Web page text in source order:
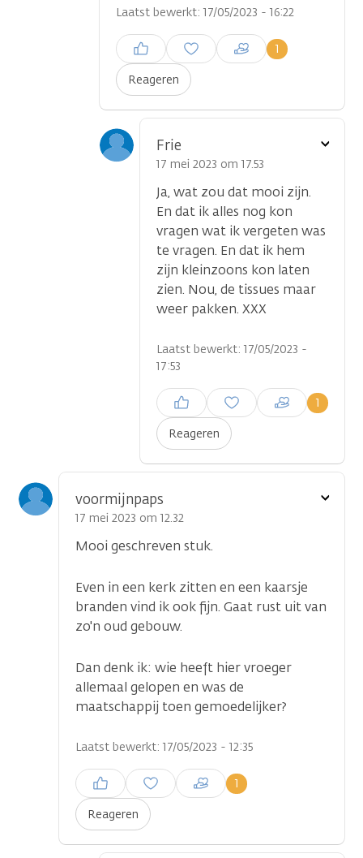
Laatst bewerkt: 17/05/2023 - 16:22
Reageren
1
Inloggen om een reactie te
plaatsen
Frie
17 mei 2023 om 17.53
Ja, wat zou dat mooi zijn.
En dat ik alles nog kon
vragen wat ik vergeten was
te vragen. En dat ik hem
zijn kleinzoons kon laten
zien. Nou, de tissues maar
weer pakken. XXX
Laatst bewerkt: 17/05/2023 -
17:53
Reageren
1
Inloggen om een reactie te
plaatsen
Toon
voormijnpaps
17 mei 2023 om 12.32
Mooi geschreven stuk.
Even in een kerk zitten en een kaarsje
branden vind ik ook fijn. Gaat rust uit van
zo'n oud gebouw.
Dan denk ik: wie heeft hier vroeger
allemaal gelopen en was de
maatschappij toen gemoedelijker?
Laatst bewerkt: 17/05/2023 - 12:35
Reageren
1
Inloggen om een reactie te
plaatsen
Toon